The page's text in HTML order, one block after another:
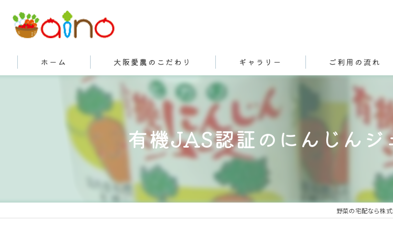
ホーム 大阪愛農のこだわり
有機栽培とは
ギャラリー ご利用の流れ
有機JAS認証のにんじんジ
野菜の宅配なら株